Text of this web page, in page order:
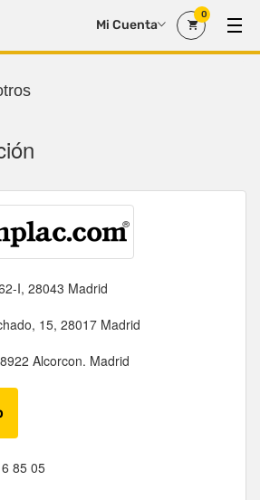
Mi Cuenta
0
I, 28043 Madrid
15, 28017 Madrid
Alcorcon. Madrid
85 05